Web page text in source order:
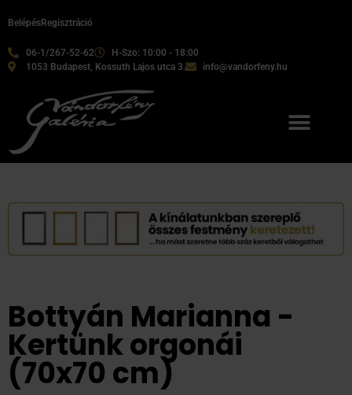
06-1/267-52-62
H-Szo: 10:00 - 18:00
1053 Budapest, Kossuth Lajos utca 3.
info@vandorfeny.hu
BelépésRegisztráció
Bottyán Marianna -
Kertünk orgonái
(70x70 cm)